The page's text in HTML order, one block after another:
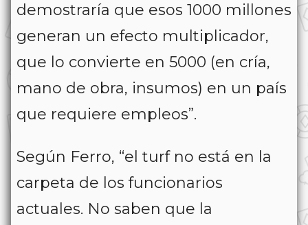
demostraría que esos 1000 millones
generan un efecto multiplicador,
que lo convierte en 5000 (en cría,
mano de obra, insumos) en un país
que requiere empleos”.
Según Ferro, “el turf no está en la
carpeta de los funcionarios
actuales. No saben que la